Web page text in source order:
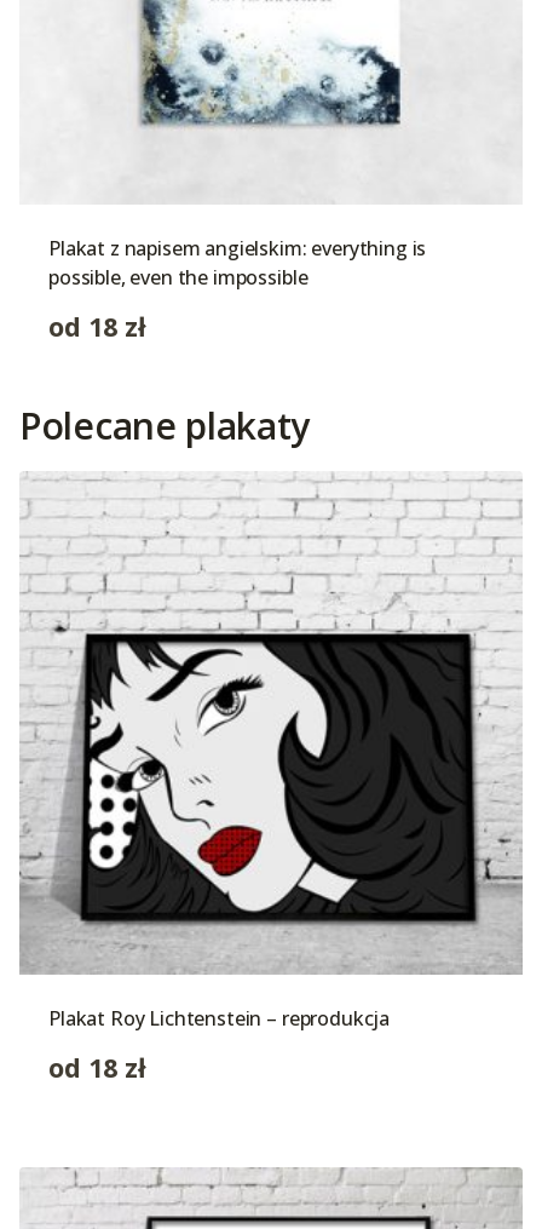
Plakat z napisem angielskim: everything is
possible, even the impossible
od 18 zł
Polecane plakaty
Plakat Roy Lichtenstein – reprodukcja
od 18 zł